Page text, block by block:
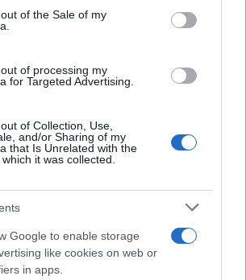
gather and store information including but
visit or usage behaviour. You may click to
to Google and its third-party tags to
of the Sale of my
of processing my
for Targeted Advertising.
of Collection, Use,
and/or Sharing of my
that Is Unrelated with the
it was collected.
Google to enable storage
like cookies on web or
in apps.